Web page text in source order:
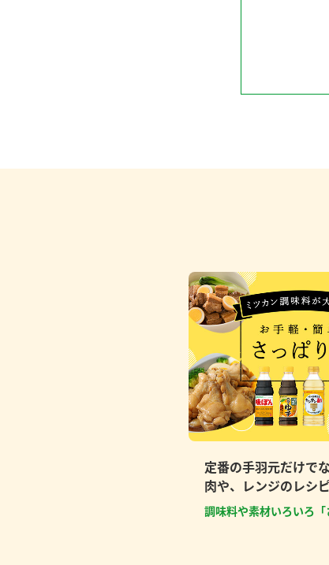
定番の手羽元だけで
肉や、レンジのレシ
調味料や素材いろいろ「